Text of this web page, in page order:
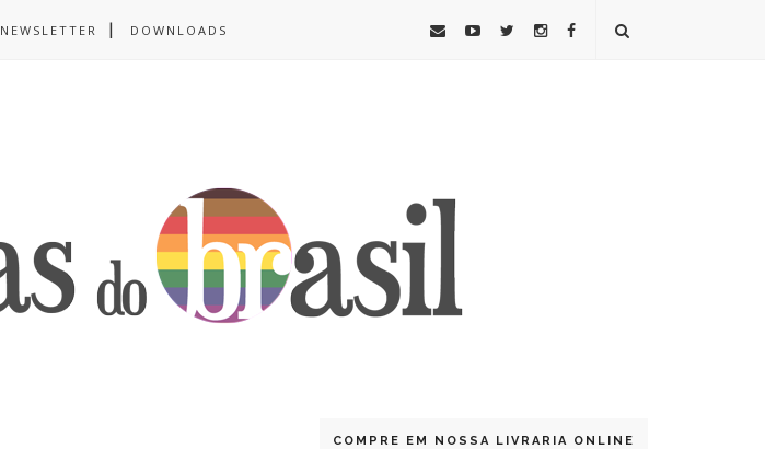
NEWSLETTER DOWNLOADS
COMPRE EM NOSSA LIVRARIA ONLINE